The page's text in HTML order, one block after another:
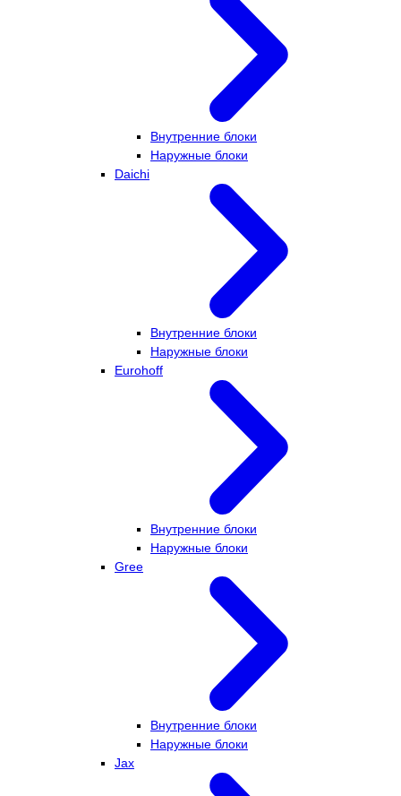
Внутренние блоки
Наружные блоки
Daichi
Внутренние блоки
Наружные блоки
Eurohoff
Внутренние блоки
Наружные блоки
Gree
Внутренние блоки
Наружные блоки
Jax